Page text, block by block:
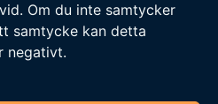
Om du inte samtycker
samtycke kan detta
negativt.
att det kanske inte
skulle bli nöjd och
här med att fälla